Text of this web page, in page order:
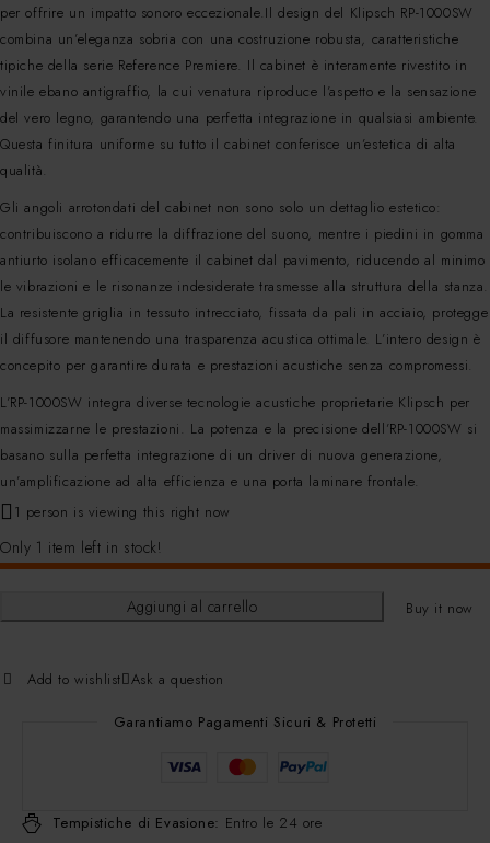
per offrire un impatto sonoro eccezionale.Il design del Klipsch RP-1000SW
combina un’eleganza sobria con una costruzione robusta, caratteristiche
tipiche della serie Reference Premiere. Il cabinet è interamente rivestito in
vinile ebano antigraffio, la cui venatura riproduce l’aspetto e la sensazione
del vero legno, garantendo una perfetta integrazione in qualsiasi ambiente.
Questa finitura uniforme su tutto il cabinet conferisce un’estetica di alta
qualità.
Gli angoli arrotondati del cabinet non sono solo un dettaglio estetico:
contribuiscono a ridurre la diffrazione del suono, mentre i piedini in gomma
antiurto isolano efficacemente il cabinet dal pavimento, riducendo al minimo
le vibrazioni e le risonanze indesiderate trasmesse alla struttura della stanza.
La resistente griglia in tessuto intrecciato, fissata da pali in acciaio, protegge
il diffusore mantenendo una trasparenza acustica ottimale. L’intero design è
concepito per garantire durata e prestazioni acustiche senza compromessi.
L’RP-1000SW integra diverse tecnologie acustiche proprietarie Klipsch per
massimizzarne le prestazioni. La potenza e la precisione dell’RP-1000SW si
basano sulla perfetta integrazione di un driver di nuova generazione,
un’amplificazione ad alta efficienza e una porta laminare frontale.
1 person is viewing this right now
Only 1 item left in stock!
Aggiungi al carrello Buy it now
Add to wishlist Ask a question
Garantiamo Pagamenti Sicuri & Protetti
Tempistiche di Evasione: Entro le 24 ore